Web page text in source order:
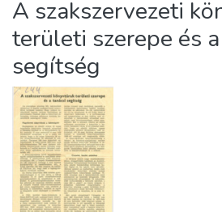
About us
A szakszervezeti
területi szerepe és
segítség